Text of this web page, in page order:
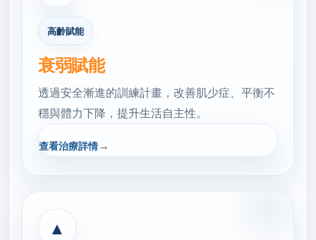
高齡賦能
衰弱賦能
透過安全漸進的訓練計畫，改善肌少症、平衡不
穩與體力下降，提升生活自主性。
查看治療詳情→
▲